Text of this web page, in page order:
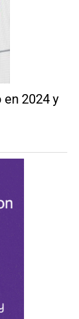
2024 y